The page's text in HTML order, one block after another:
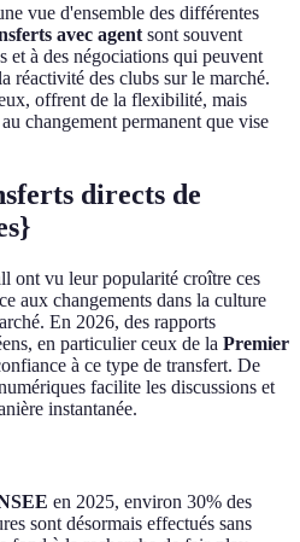
vue d'ensemble des différentes
avec agent sont souvent
et à des négociations qui peuvent
réactivité des clubs sur le marché.
offrent de la flexibilité, mais
changement permanent que vise
directs de
ont vu leur popularité croître ces
aux changements dans la culture
En 2026, des rapports
en particulier ceux de la Premier
à ce type de transfert. De
facilite les discussions et
instantanée.
en 2025, environ 30% des
sont désormais effectués sans